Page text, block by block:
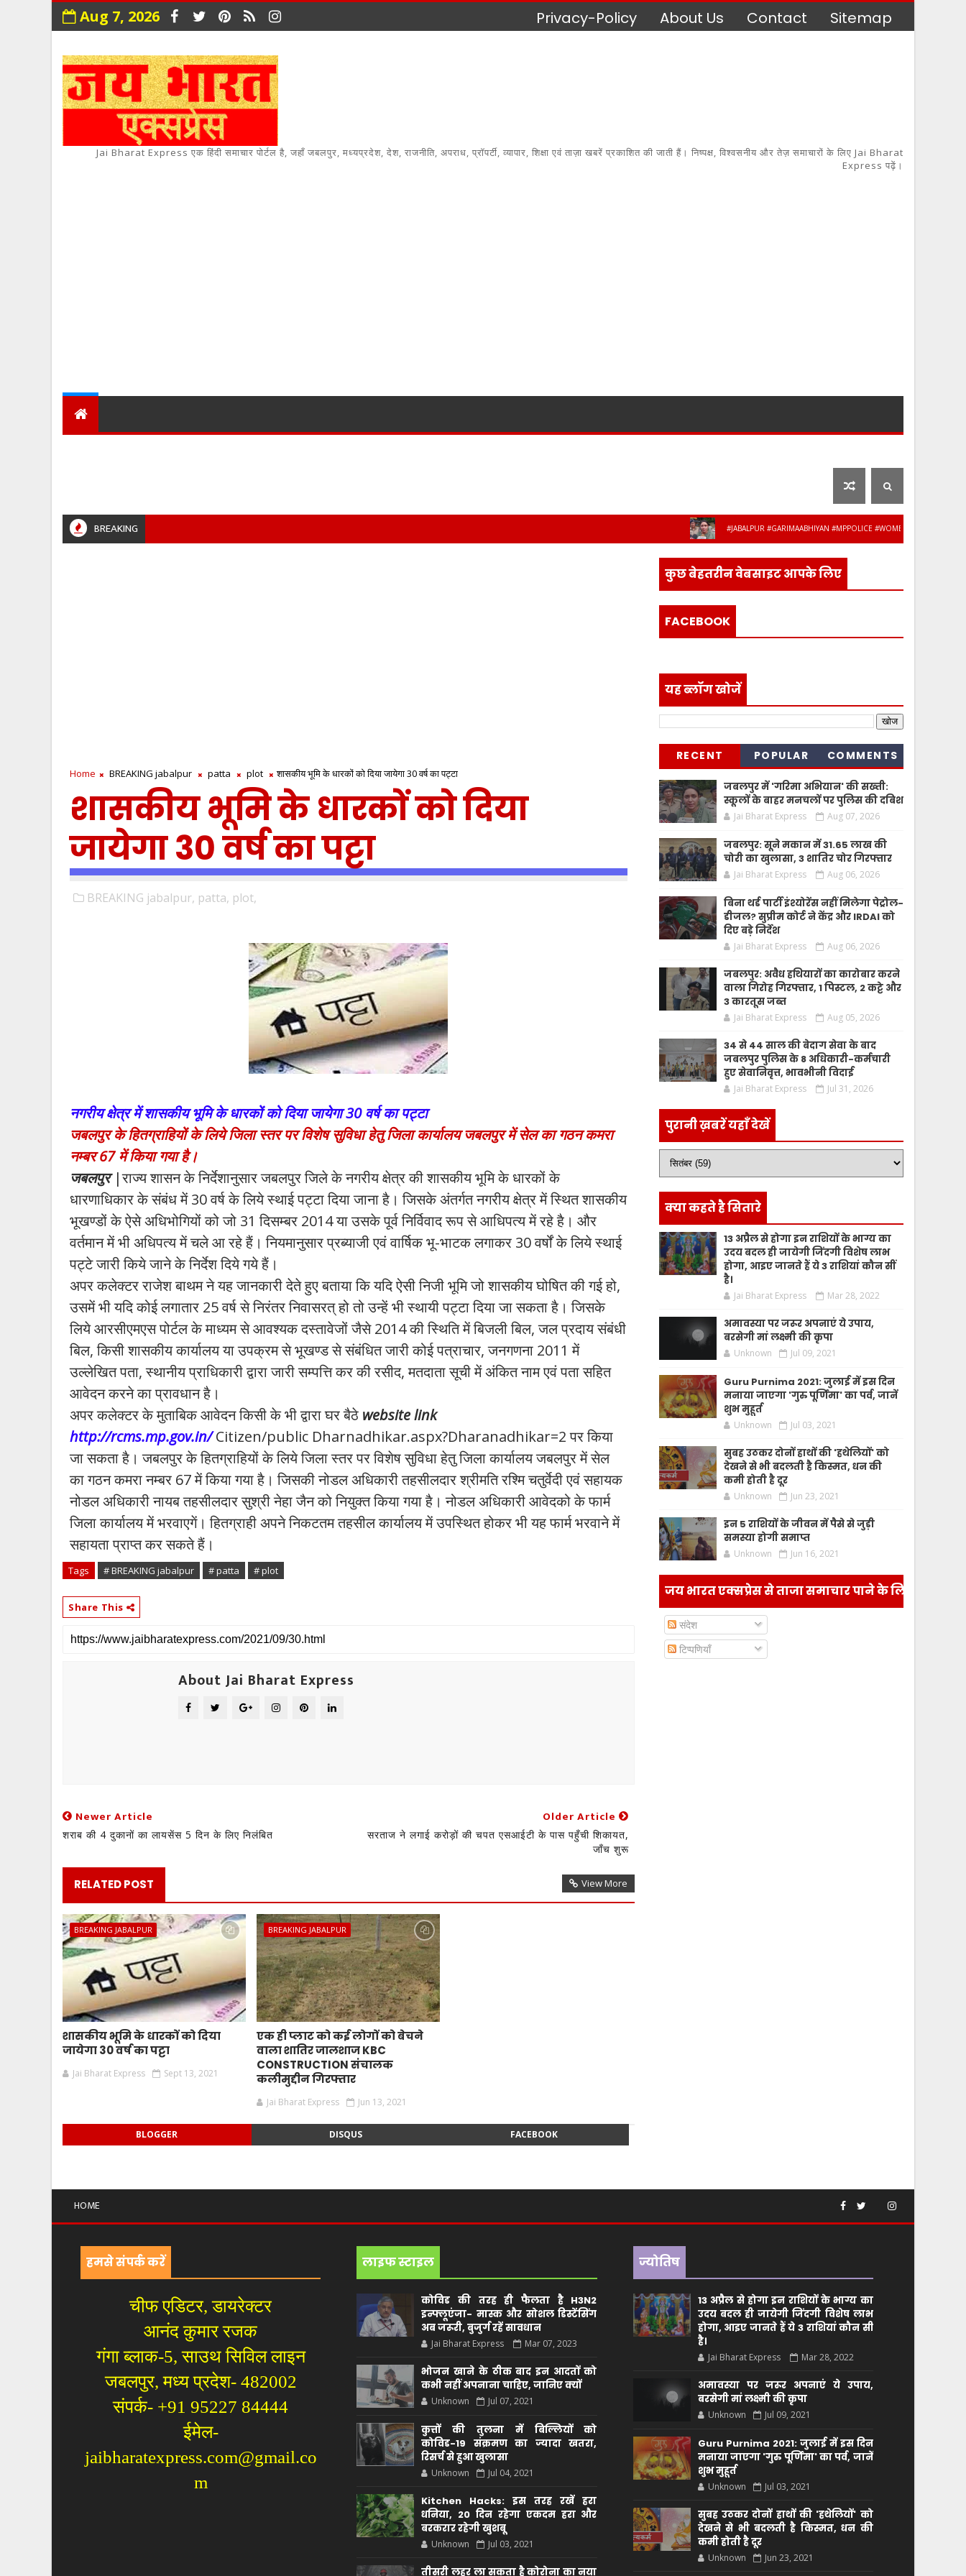
Aug 7, 2026 Privacy-Policy About Us Contact Sitemap
Jai Bharat Express एक हिंदी समाचार पोर्टल है, जहाँ जबलपुर, मध्यप्रदेश, देश, राजनीति, अपराध, प्रॉपर्टी, व्यापार, शिक्षा एवं ताज़ा खबरें प्रकाशित की जाती हैं। निष्पक्ष, विश्वसनीय और तेज़ समाचारों के लिए Jai Bharat
Express पढ़ें।
BREAKING #JABALPUR #GARIMAABHIYAN #MPPOLICE #WOMENSAFETY
Home BREAKING jabalpur patta plot शासकीय भूमि के धारकों को दिया जायेगा 30 वर्ष का पट्टा
शासकीय भूमि के धारकों को दिया
जायेगा 30 वर्ष का पट्टा
BREAKING jabalpur, patta, plot,
नगरीय क्षेत्र में शासकीय भूमि के धारकों को दिया जायेगा 30 वर्ष का पट्टा
जबलपुर के हितग्राहियों के लिये जिला स्तर पर विशेष सुविधा हेतु जिला कार्यालय जबलपुर में सेल का गठन कमरा
नम्बर 67 में किया गया है।
जबलपुर|राज्य शासन के निर्देशानुसार जबलपुर जिले के नगरीय क्षेत्र की शासकीय भूमि के धारकों के
धारणाधिकार के संबंध में 30 वर्ष के लिये स्थाई पट्टा दिया जाना है। जिसके अंतर्गत नगरीय क्षेत्र में स्थित शासकीय
भूखण्डों के ऐसे अधिभोगियों को जो 31 दिसम्बर 2014 या उसके पूर्व निर्विवाद रूप से आधिपत्य में रहे है। और
वर्तमान में भी अधिपत्य में चले आ रहे हैं। नियमानुसार प्रब्याजी एवं वार्षिक भू-भाटक लगाकर 30 वर्षों के लिये स्थाई
पट्टे जारी किये जाने के निर्देश दिये गये हैं।
अपर कलेक्टर राजेश बाथम ने यह जानकारी देते हुए बताया कि यदि ऐसी निजी भूमि जो शासकीय घोषित की गई हो,
उसमें भी यदि कोई लगातार 25 वर्ष से निरंतर निवासरत् हो तो उन्हें भी स्थायी पट्टा दिया जा सकता है। जिसके
लिये आरसीएमएस पोर्टल के माध्यम से आवश्यक दस्तावेजों जैसे 2014 की स्थिति में बिजली बिल, जल प्रदाय संबंधी
बिल, किसी शासकीय कार्यालय या उपक्रम से भूखण्ड से संबंधित जारी कोई पत्राचार, जनगणना 2011 में
उल्लेखित पता, स्थानीय प्राधिकारी द्वारा जारी सम्पत्ति कर की रसीद, मतदाता सूची में अंकित नाम एवं पता सहित
आवेदन करने का प्रावधान है।
अपर कलेक्टर के मुताबिक आवेदन किसी के भी द्वारा घर बैठे website link
http://rcms.mp.gov.in/Citizen/public Dharnadhikar.aspx?Dharanadhikar=2 पर किया
जा सकता है। जबलपुर के हितग्राहियों के लिये जिला स्तर पर विशेष सुविधा हेतु जिला कार्यालय जबलपुर में सेल
का गठन कमरा नम्बर 67 में किया गया है। जिसकी नोडल अधिकारी तहसीलदार श्रीमति रश्मि चतुर्वेदी एवं सहायक
नोडल अधिकारी नायब तहसीलदार सुश्री नेहा जैन को नियुक्त किया गया है। नोडल अधिकारी आवेदको के फार्म
जिला कार्यालय में भरवाएगें। हितग्राही अपने निकटतम तहसील कार्यालय में उपस्थित होकर भी यह फार्म भरवाने में
सहायता प्राप्त कर सकते हैं।
Tags # BREAKING jabalpur # patta # plot
Share This
About Jai Bharat Express
Newer Article
शराब की 4 दुकानों का लायसेंस 5 दिन के लिए निलंबित
Older Article
सरताज ने लगाई करोड़ों की चपत एसआईटी के पास पहुँची शिकायत,
जाँच शुरू
RELATED POST View More
BREAKING JABALPUR
शासकीय भूमि के धारकों को दिया
जायेगा 30 वर्ष का पट्टा
Jai Bharat Express Sept 13, 2021
BREAKING JABALPUR
एक ही प्लाट को कई लोगों को बेचने
वाला शातिर जालशाज KBC
CONSTRUCTION संचालक
कलीमुद्दीन गिरफ्तार
Jai Bharat Express Jun 13, 2021
BLOGGER DISQUS FACEBOOK
कुछ बेहतरीन वेबसाइट आपके लिए
FACEBOOK
यह ब्लॉग खोजें
RECENT POPULAR COMMENTS
जबलपुर में 'गरिमा अभियान' की सख्ती:
स्कूलों के बाहर मनचलों पर पुलिस की दबिश
Jai Bharat Express Aug 07, 2026
जबलपुर: सूने मकान में 31.65 लाख की
चोरी का खुलासा, 3 शातिर चोर गिरफ्तार
Jai Bharat Express Aug 06, 2026
बिना थर्ड पार्टी इंश्योरेंस नहीं मिलेगा पेट्रोल-
डीजल? सुप्रीम कोर्ट ने केंद्र और IRDAI को
दिए बड़े निर्देश
Jai Bharat Express Aug 06, 2026
जबलपुर: अवैध हथियारों का कारोबार करने
वाला गिरोह गिरफ्तार, 1 पिस्टल, 2 कट्टे और
3 कारतूस जब्त
Jai Bharat Express Aug 05, 2026
34 से 44 साल की बेदाग सेवा के बाद
जबलपुर पुलिस के 8 अधिकारी-कर्मचारी
हुए सेवानिवृत्त, भावभीनी विदाई
Jai Bharat Express Jul 31, 2026
पुरानी ख़बरें यहाँ देखें
क्या कहते है सितारे
13 अप्रैल से होगा इन राशियों के भाग्य का
उदय बदल ही जायेगी जिंदगी विशेष लाभ
होगा, आइए जानते हैं ये 3 राशियां कौन सीं
है।
Jai Bharat Express Mar 28, 2022
अमावस्या पर जरूर अपनाएं ये उपाय,
बरसेगी मां लक्ष्मी की कृपा
Unknown Jul 09, 2021
Guru Purnima 2021: जुलाई में इस दिन
मनाया जाएगा 'गुरु पूर्णिमा' का पर्व, जानें
शुभ मुहूर्त
Unknown Jul 03, 2021
सुबह उठकर दोनों हाथों की 'हथेलियों' को
देखने से भी बदलती है किस्मत, धन की
कमी होती है दूर
Unknown Jun 23, 2021
इन 5 राशियों के जीवन में पैसे से जुड़ी
समस्या होगी समाप्त
Unknown Jun 16, 2021
जय भारत एक्सप्रेस से ताजा समाचार पाने के लिए
संदेश
टिप्पणियाँ
HOME
हमसे संपर्क करें
चीफ एडिटर, डायरेक्टर
आनंद कुमार रजक
गंगा ब्लाक-5, साउथ सिविल लाइन
जबलपुर, मध्य प्रदेश- 482002
संपर्क- +91 95227 84444
ईमेल-
jaibharatexpress.com@gmail.co
m
लाइफ स्टाइल
कोविड की तरह ही फैलता है H3N2
इन्फ्लूएंजा- मास्क और सोशल डिस्टेंसिंग
अब जरूरी, बुजुर्ग रहें सावधान
Jai Bharat Express Mar 07, 2023
भोजन खाने के ठीक बाद इन आदतों को
कभी नहीं अपनाना चाहिए, जानिए क्यों
Unknown Jul 07, 2021
कुत्तों की तुलना में बिल्लियों को
कोविड-19 संक्रमण का ज्यादा खतरा,
रिसर्च से हुआ खुलासा
Unknown Jul 04, 2021
Kitchen Hacks: इस तरह रखें हरा
धनिया, 20 दिन रहेगा एकदम हरा और
बरकरार रहेगी खुशबू
Unknown Jul 03, 2021
तीसरी लहर ला सकता है कोरोना का नया
ज्योतिष
13 अप्रैल से होगा इन राशियों के भाग्य का
उदय बदल ही जायेगी जिंदगी विशेष लाभ
होगा, आइए जानते हैं ये 3 राशियां कौन सीं
है।
Jai Bharat Express Mar 28, 2022
अमावस्या पर जरूर अपनाएं ये उपाय,
बरसेगी मां लक्ष्मी की कृपा
Unknown Jul 09, 2021
Guru Purnima 2021: जुलाई में इस दिन
मनाया जाएगा 'गुरु पूर्णिमा' का पर्व, जानें
शुभ मुहूर्त
Unknown Jul 03, 2021
सुबह उठकर दोनों हाथों की 'हथेलियों' को
देखने से भी बदलती है किस्मत, धन की
कमी होती है दूर
Unknown Jun 23, 2021